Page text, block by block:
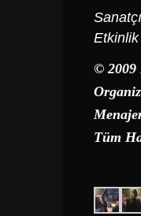
Etkinlik
© 2009
Tüm